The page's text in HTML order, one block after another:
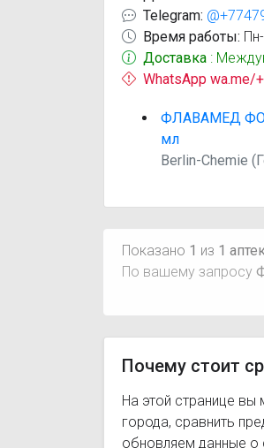
Telegram:
Время работы:
Доставка :
WhatsApp wa.me/
ФЛАВАМЕД
мл
Berlin-Chemie
Показано 1 из 1
По вашему запросу
Почему стоит
На этой странице вы
города, сравнить
обновляем данные о